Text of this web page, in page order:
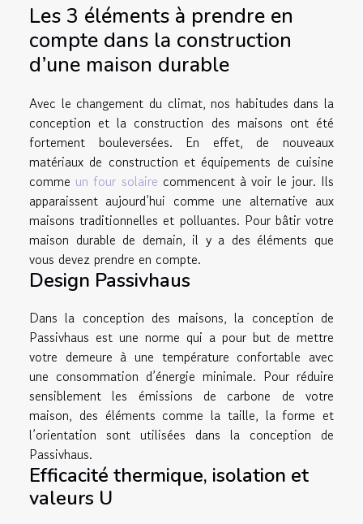
Les 3 éléments à prendre en
compte dans la construction
d’une maison durable
Avec le changement du climat, nos habitudes dans la
conception et la construction des maisons ont été
fortement bouleversées. En effet, de nouveaux
matériaux de construction et équipements de cuisine
comme un four solaire commencent à voir le jour. Ils
apparaissent aujourd’hui comme une alternative aux
maisons traditionnelles et polluantes. Pour bâtir votre
maison durable de demain, il y a des éléments que
vous devez prendre en compte.
Design Passivhaus
Dans la conception des maisons, la conception de
Passivhaus est une norme qui a pour but de mettre
votre demeure à une température confortable avec
une consommation d’énergie minimale. Pour réduire
sensiblement les émissions de carbone de votre
maison, des éléments comme la taille, la forme et
l’orientation sont utilisées dans la conception de
Passivhaus.
Efficacité thermique, isolation et
valeurs U